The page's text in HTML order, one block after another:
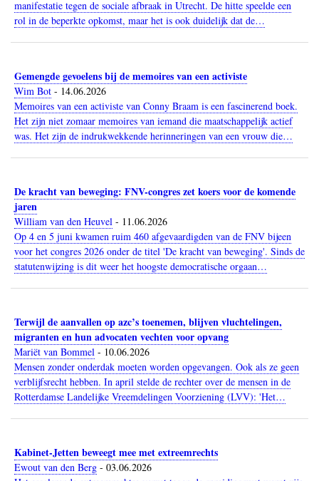
manifestatie tegen de sociale afbraak in Utrecht. De hitte speelde een
rol in de beperkte opkomst, maar het is ook duidelijk dat de…
Gemengde gevoelens bij de memoires van een activiste
Wim Bot - 14.06.2026
Memoires van een activiste van Conny Braam is een fascinerend boek.
Het zijn niet zomaar memoires van iemand die maatschappelijk actief
was. Het zijn de indrukwekkende herinneringen van een vrouw die…
De kracht van beweging: FNV-congres zet koers voor de komende
jaren
William van den Heuvel - 11.06.2026
Op 4 en 5 juni kwamen ruim 460 afgevaardigden van de FNV bijeen
voor het congres 2026 onder de titel 'De kracht van beweging'. Sinds de
statutenwijzing is dit weer het hoogste democratische orgaan…
Terwijl de aanvallen op azc’s toenemen, blijven vluchtelingen,
migranten en hun advocaten vechten voor opvang
Mariët van Bommel - 10.06.2026
Mensen zonder onderdak moeten worden opgevangen. Ook als ze geen
verblijfsrecht hebben. In april stelde de rechter over de mensen in de
Rotterdamse Landelijke Vreemdelingen Voorziening (LVV): 'Het…
Kabinet-Jetten beweegt mee met extreemrechts
Ewout van den Berg - 03.06.2026